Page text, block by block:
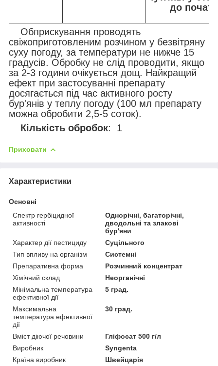
до
Обприскування проводять
свіжоприготовленим розчином у безвітряну
суху погоду, за температури не нижче 15
градусів. Обробку не слід проводити, якщо
за 2-3 години очікується дощ. Найкращий
ефект при застосуванні препарату
досягається під час активного росту
бур'янів у теплу погоду (100 мл препарату
можна обробити 2,5-5 соток).
Кількість обробок: 1
Приховати
Характеристики
Основні
Спектр гербіцидної
активності
Однорічні, багаторічні,
дводольні та злакові
бур'яни
Характер дії пестициду
Суцільного
Тип впливу на організм
Системні
Препаративна форма
Розчинний концентрат
Хімічний склад
Неорганічні
Мінімальна температура
ефективної дії
5 град.
Максимальна
температура ефективної
дії
30 град.
Вміст діючої речовини
Гліфосат 500 г/л
Виробник
Syngenta
Країна виробник
Швейцарія